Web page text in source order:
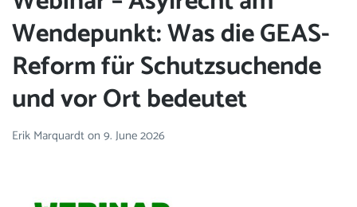
Wendepunkt: Was die GEAS-
Reform für Schutzsuchende
und vor Ort bedeutet
Erik Marquardton 9. June 2026